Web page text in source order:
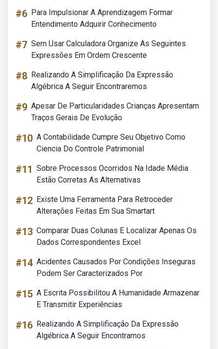
#6 Para Impulsionar A Aprendizagem Formar
Entendimento Adquirir Conhecimento
#7 Sem Usar Calculadora Organize As Seguintes
Expressões Em Ordem Crescente
#8 Realizando A Simplificação Da Expressão
Algébrica A Seguir Encontraremos
#9 Apesar De Particularidades Crianças Apresentam
Traços Gerais De Evolução
#10 A Contabilidade Cumpre Seu Objetivo Como
Ciencia Do Controle Patrimonial
#11 Sobre Processos Ocorridos Na Idade Média
Estão Corretas As Alternativas
#12 Existe Uma Ferramenta Para Retroceder
Alterações Feitas Em Sua Smartart
#13 Comparar Duas Colunas E Localizar Apenas Os
Dados Correspondentes Excel
#14 Acidentes Causados Por Condições Inseguras
Podem Ser Caracterizados Por
#15 A Escrita Possibilitou A Humanidade Armazenar
E Transmitir Experiências
#16 Realizando A Simplificação Da Expressão
Algébrica A Seguir Encontramos